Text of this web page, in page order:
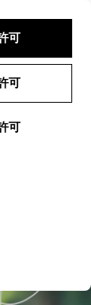
可
可
可
メニュー